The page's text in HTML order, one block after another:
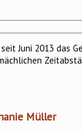
Juni 2013 das
Müller